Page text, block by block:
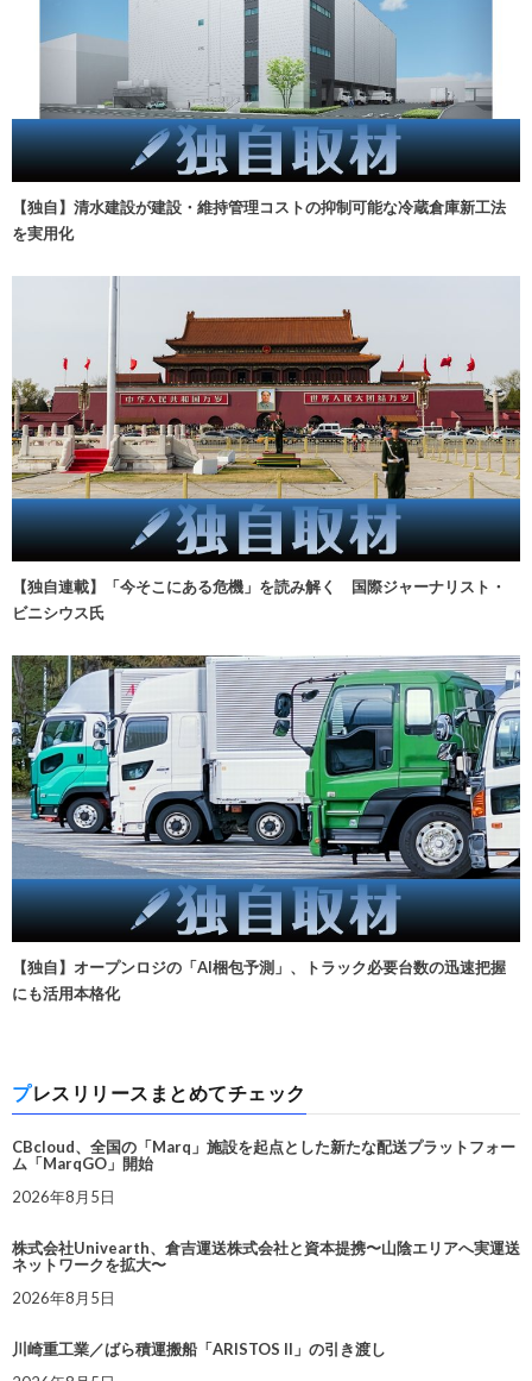
【独自】清水建設が建設・維持管理コストの抑制可能な冷蔵倉庫新工法
を実用化
【独自連載】「今そこにある危機」を読み解く 国際ジャーナリスト・
ビニシウス氏
【独自】オープンロジの「AI梱包予測」、トラック必要台数の迅速把握
にも活用本格化
プレスリリースまとめてチェック
CBcloud、全国の「Marq」施設を起点とした新たな配送プラットフォー
ム「MarqGO」開始
2026年8月5日
株式会社Univearth、倉吉運送株式会社と資本提携〜山陰エリアへ実運送
ネットワークを拡大〜
2026年8月5日
川崎重工業／ばら積運搬船「ARISTOS II」の引き渡し